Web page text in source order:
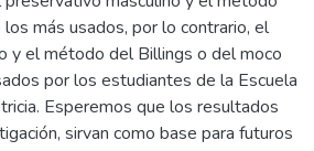
más usados, por lo contrario, el
y el método del Billings o del moco
por los estudiantes de la Escuela
Esperemos que los resultados
sirvan como base para futuros